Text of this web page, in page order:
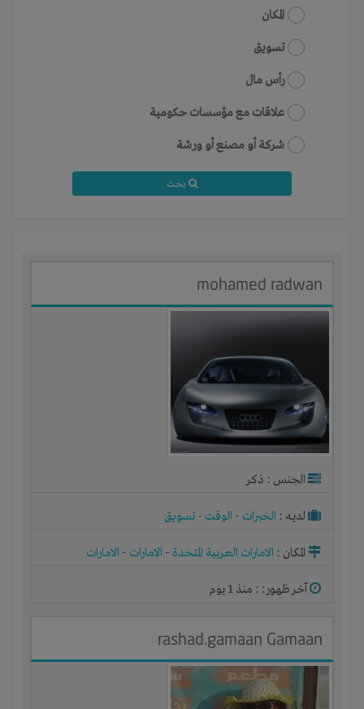
المكان
تسويق
رأس مال
علاقات مع مؤسسات حكومية
شركة أو مصنع أو ورشة
mohamed radwan
الجنس : ذكر
لديـه : الخبرات - الوقت - تسويق
المكان : الامارات العربية المتحدة - الامارات - الامارات
آخر ظهور: : منذ 1 يوم
rashad.gamaan Gamaan